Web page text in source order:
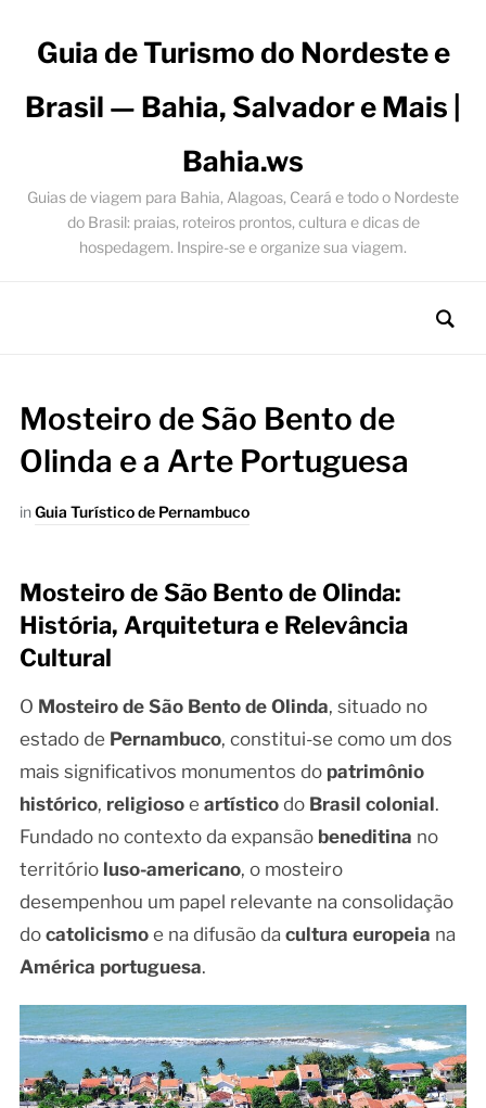
Guia de Turismo do Nordeste e
Brasil — Bahia, Salvador e Mais |
Bahia.ws
Guias de viagem para Bahia, Alagoas, Ceará e todo o Nordeste
do Brasil: praias, roteiros prontos, cultura e dicas de
hospedagem. Inspire-se e organize sua viagem.
Mosteiro de São Bento de
Olinda e a Arte Portuguesa
inGuia Turístico de Pernambuco
Mosteiro de São Bento de Olinda:
História, Arquitetura e Relevância
Cultural
O Mosteiro de São Bento de Olinda, situado no
estado de Pernambuco, constitui-se como um dos
mais significativos monumentos do patrimônio
histórico, religiosoe artísticodo Brasil colonial.
Fundado no contexto da expansão beneditina no
território luso-americano, o mosteiro
desempenhou um papel relevante na consolidação
do catolicismoe na difusão da cultura europeia na
América portuguesa.